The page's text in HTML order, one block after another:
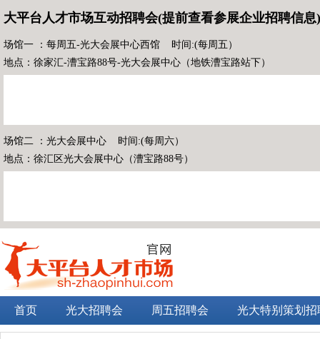
大平台人才市场互动招聘会(提前查看参展企业招聘信息)
场馆一 ：每周五-光大会展中心西馆 时间:(每周五）
地点：徐家汇-漕宝路88号-光大会展中心（地铁漕宝路站下）
场馆二 ：光大会展中心 时间:(每周六）
地点：徐汇区光大会展中心（漕宝路88号）
首页 光大招聘会 周五招聘会 光大特别策划招